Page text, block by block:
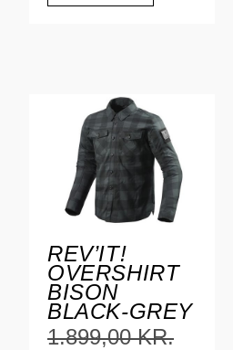
REV’IT!
OVERSHIRT
BISON
BLACK-GREY
1.899,00KR.